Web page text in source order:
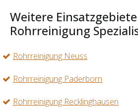
Weitere
Rohrreinigung
Rohrreinigung Neuss
Rohrreinigung Paderborn
Rohrreinigung Recklinghausen